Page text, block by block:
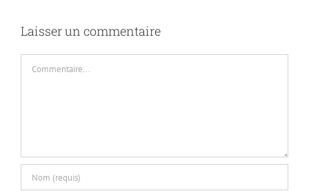
Laisser un commentaire